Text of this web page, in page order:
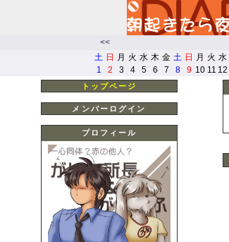
<<
土 日 月 火 水 木 金 土 日 月 火 水
1
2 3 4 5 6 7 8 9 10 11 12
トップページ
メンバーログイン
プロフィール